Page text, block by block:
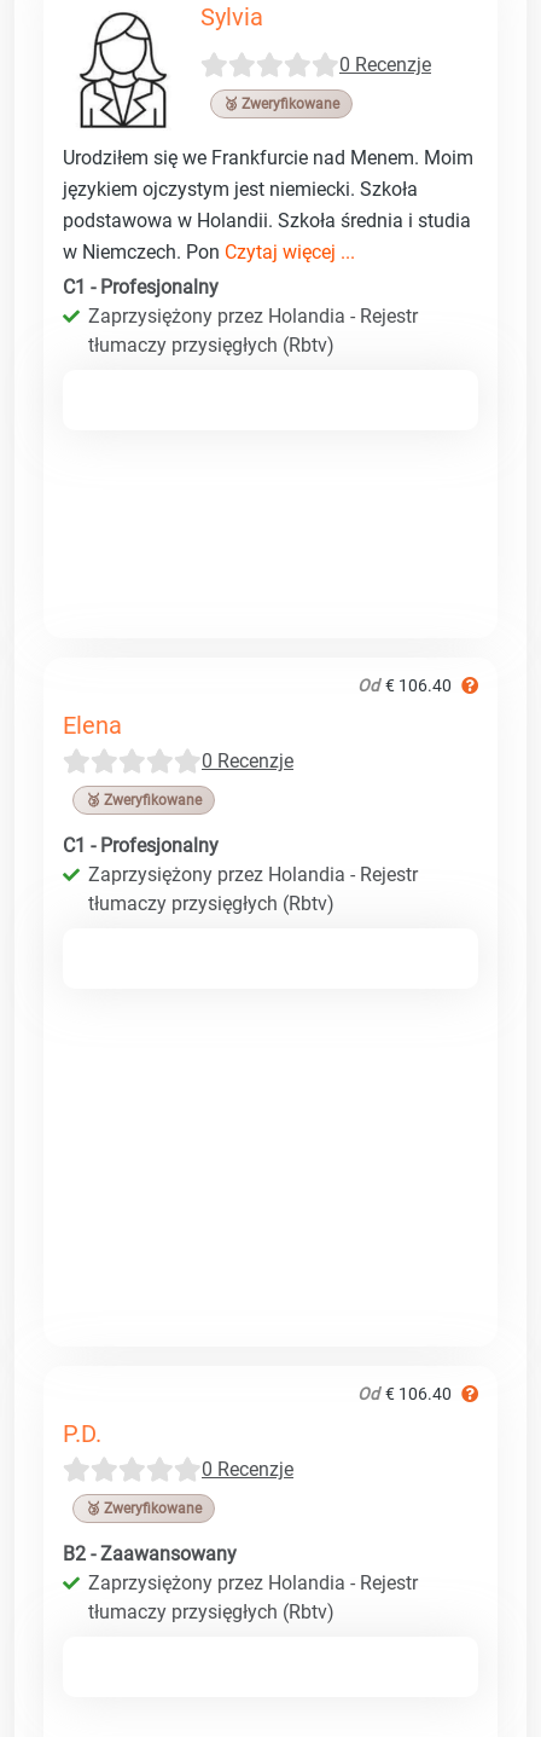
Sylvia
0 Recenzje
🥉 Zweryfikowane
Urodziłem się we Frankfurcie nad Menem. Moim
językiem ojczystym jest niemiecki. Szkoła
podstawowa w Holandii. Szkoła średnia i studia
w Niemczech. Pon Czytaj więcej ...
C1 - Profesjonalny
Zaprzysiężony przez Holandia - Rejestr
tłumaczy przysięgłych (Rbtv)
Od € 106.40
Elena
0 Recenzje
🥉 Zweryfikowane
C1 - Profesjonalny
Zaprzysiężony przez Holandia - Rejestr
tłumaczy przysięgłych (Rbtv)
Od € 106.40
P.D.
0 Recenzje
🥉 Zweryfikowane
B2 - Zaawansowany
Zaprzysiężony przez Holandia - Rejestr
tłumaczy przysięgłych (Rbtv)